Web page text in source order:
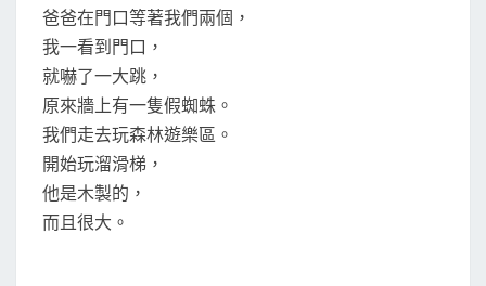
爸爸在門口等著我們兩個，
我一看到門口，
就嚇了一大跳，
原來牆上有一隻假蜘蛛。
我們走去玩森林遊樂區。
開始玩溜滑梯，
他是木製的，
而且很大。